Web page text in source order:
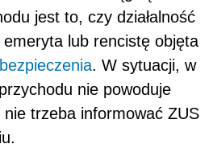
jest to, czy działalność
lub rencistę objęta
. W sytuacji, w
nie powoduje
trzeba informować ZUS